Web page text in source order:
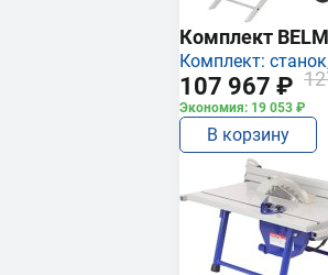
Комплект
Комплект:
107 967 ₽
Экономия: 19 053 ₽
В корзину